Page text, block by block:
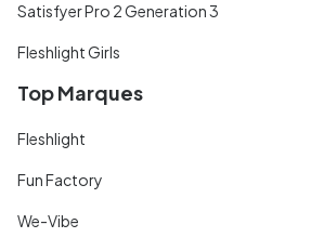
Satisfyer Pro 2 Generation 3
Fleshlight Girls
Top Marques
Fleshlight
Fun Factory
We-Vibe